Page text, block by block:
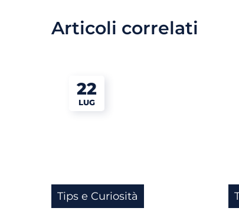
Articoli correlati
22
LUG
Tips e Curiosità